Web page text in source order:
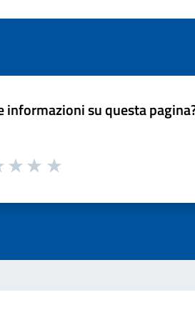
informazioni su questa